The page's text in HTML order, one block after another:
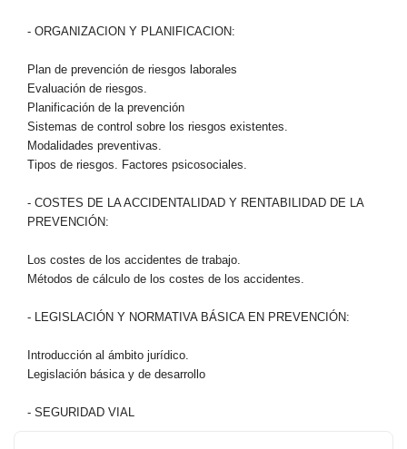
- ORGANIZACION Y PLANIFICACION:
Plan de prevención de riesgos laborales
Evaluación de riesgos.
Planificación de la prevención
Sistemas de control sobre los riesgos existentes.
Modalidades preventivas.
Tipos de riesgos. Factores psicosociales.
- COSTES DE LA ACCIDENTALIDAD Y RENTABILIDAD DE LA
PREVENCIÓN:
Los costes de los accidentes de trabajo.
Métodos de cálculo de los costes de los accidentes.
- LEGISLACIÓN Y NORMATIVA BÁSICA EN PREVENCIÓN:
Introducción al ámbito jurídico.
Legislación básica y de desarrollo
- SEGURIDAD VIAL